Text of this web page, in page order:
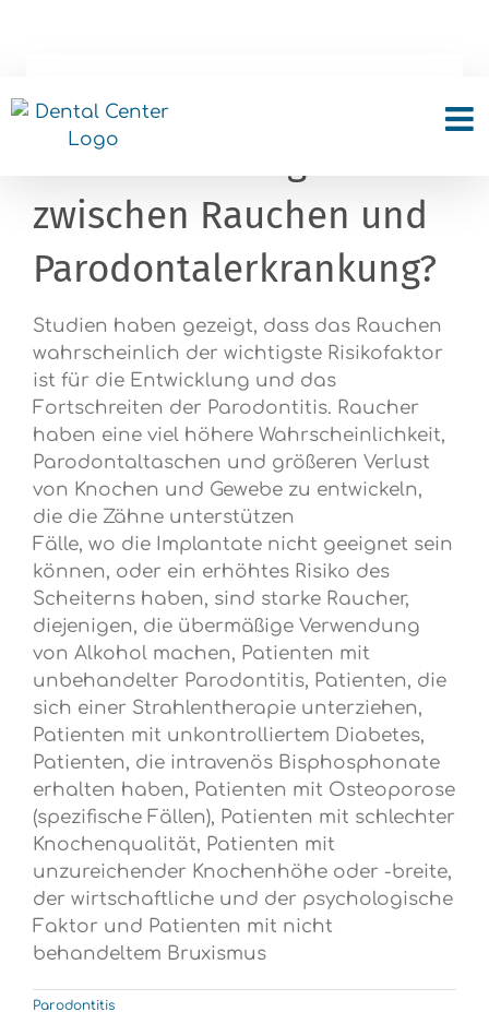
Besteht ein
Zusammenhang
zwischen Rauchen und
Parodontalerkrankung?
Studien haben gezeigt, dass das Rauchen
wahrscheinlich der wichtigste Risikofaktor
ist für die Entwicklung und das
Fortschreiten der Parodontitis. Raucher
haben eine viel höhere Wahrscheinlichkeit,
Parodontaltaschen und größeren Verlust
von Knochen und Gewebe zu entwickeln,
die die Zähne unterstützen
Fälle, wo die Implantate nicht geeignet sein
können, oder ein erhöhtes Risiko des
Scheiterns haben, sind starke Raucher,
diejenigen, die übermäßige Verwendung
von Alkohol machen, Patienten mit
unbehandelter Parodontitis, Patienten, die
sich einer Strahlentherapie unterziehen,
Patienten mit unkontrolliertem Diabetes,
Patienten, die intravenös Bisphosphonate
erhalten haben, Patienten mit Osteoporose
(spezifische Fällen), Patienten mit schlechter
Knochenqualität, Patienten mit
unzureichender Knochenhöhe oder -breite,
der wirtschaftliche und der psychologische
Faktor und Patienten mit nicht
behandeltem Bruxismus
Parodontitis